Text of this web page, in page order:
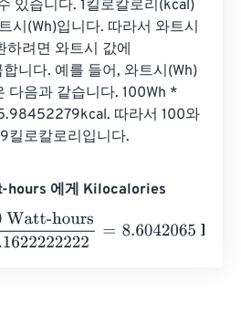
있습니다. 1킬로칼로리(kcal)
(Wh)입니다. 따라서 와트시
려면 와트시 값에
니다. 예를 들어, 와트시(Wh)
다음과 같습니다. 100Wh *
따라서 100와
로칼로리입니다.
hours 에게 Kilocalories
hours1.1622222222=8.6042065